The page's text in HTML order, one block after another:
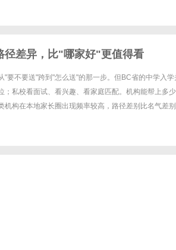
径差异，比"哪家好"更值得看
要不要送"跨到"怎么送"的那一步。但BC省的中学入学
私校看面试、看兴趣、看家庭匹配。机构能帮上多少
构在本地家长圈出现频率较高，路径差别比名气差